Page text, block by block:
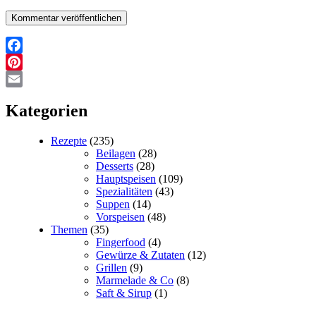
Facebook
Pinterest
Kategorien
Rezepte (235)
Beilagen (28)
Desserts (28)
Hauptspeisen (109)
Spezialitäten (43)
Suppen (14)
Vorspeisen (48)
Themen (35)
Fingerfood (4)
Gewürze & Zutaten (12)
Grillen (9)
Marmelade & Co (8)
Saft & Sirup (1)